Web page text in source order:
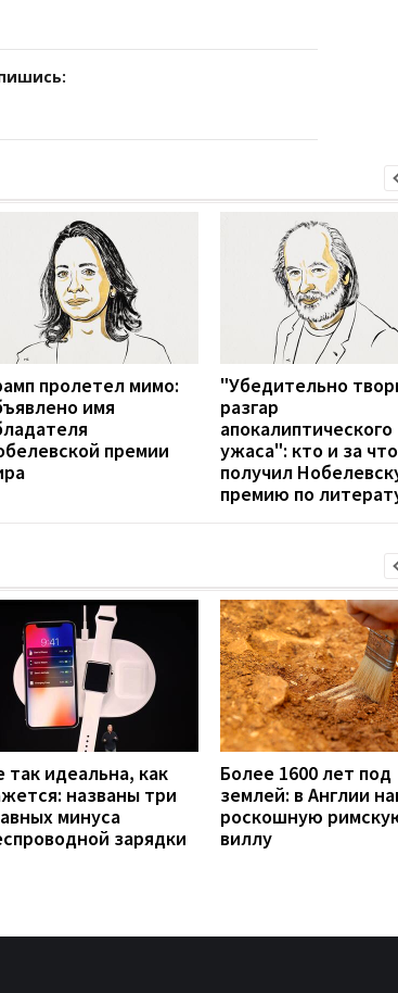
пролетел мимо:
имя
премии
"Убедительно
разгар
апокалиптического
ужаса": кто и за что
получил
премию по
так идеальна, как
названы три
минуса
зарядки
Более 1600 лет под
землей: в Англии
роскошную
виллу